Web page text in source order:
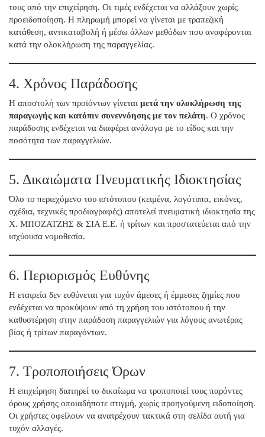
τους από την επιχείρηση. Οι τιμές ενδέχεται να αλλάξουν χωρίς
προειδοποίηση. Η πληρωμή μπορεί να γίνεται με τραπεζική
κατάθεση, αντικαταβολή ή μέσω άλλων μεθόδων που αναφέρονται
κατά την ολοκλήρωση της παραγγελίας.
4. Χρόνος Παράδοσης
Η αποστολή των προϊόντων γίνεται μετά την ολοκλήρωση της
παραγωγής και κατόπιν συνεννόησης με τον πελάτη. Ο χρόνος
παράδοσης ενδέχεται να διαφέρει ανάλογα με το είδος και την
ποσότητα των παραγγελιών.
5. Δικαιώματα Πνευματικής Ιδιοκτησίας
Όλο το περιεχόμενο του ιστότοπου (κειμένα, λογότυπα, εικόνες,
σχέδια, τεχνικές προδιαγραφές) αποτελεί πνευματική ιδιοκτησία της
Χ. ΜΠΟΖΑΤΖΗΣ & ΣΙΑ Ε.Ε. ή τρίτων και προστατεύεται από την
ισχύουσα νομοθεσία.
6. Περιορισμός Ευθύνης
Η εταιρεία δεν ευθύνεται για τυχόν άμεσες ή έμμεσες ζημίες που
ενδέχεται να προκύψουν από τη χρήση του ιστότοπου ή την
καθυστέρηση στην παράδοση παραγγελιών για λόγους ανωτέρας
βίας ή τρίτων παραγόντων.
7. Τροποποιήσεις Όρων
Η επιχείρηση διατηρεί το δικαίωμα να τροποποιεί τους παρόντες
όρους χρήσης οποιαδήποτε στιγμή, χωρίς προηγούμενη ειδοποίηση.
Οι χρήστες οφείλουν να ανατρέχουν τακτικά στη σελίδα αυτή για
τυχόν αλλαγές.